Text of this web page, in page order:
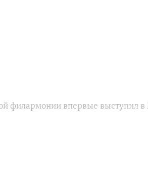
филармонии впервые выступил